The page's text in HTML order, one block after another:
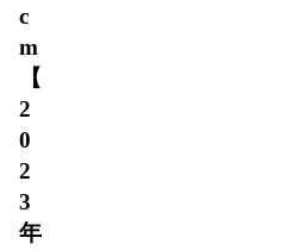
c
m
【
2
0
2
3
年